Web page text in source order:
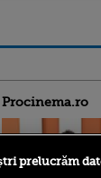
Procinema.ro
prelucrăm